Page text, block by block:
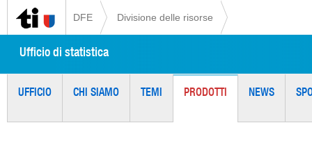
DFE Divisione delle risorse
Ufficio di statistica
UFFICIO CHI SIAMO TEMI PRODOTTI NEWS